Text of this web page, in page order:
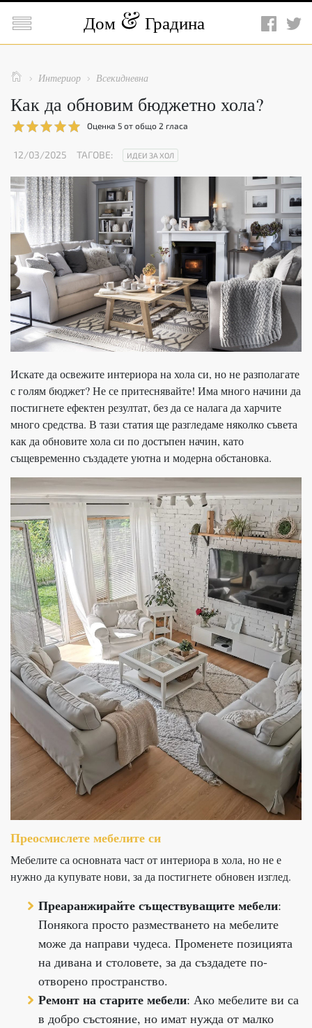
 Дом Градина
  Интериор  Всекидневна
Как да обновим бюджетно хола?
Оценка 5 от общо 2 гласа
12/03/2025 ТАГОВЕ: ИДЕИ ЗА ХОЛ
Искате да освежите интериора на хола си, но не разполагате
с голям бюджет? Не се притеснявайте! Има много начини да
постигнете ефектен резултат, без да се налага да харчите
много средства. В тази статия ще разгледаме няколко съвета
как да обновите хола си по достъпен начин, като
същевременно създадете уютна и модерна обстановка.
Преосмислете мебелите си
Мебелите са основната част от интериора в хола, но не е
нужно да купувате нови, за да постигнете обновен изглед.
Преаранжирайте съществуващите мебели:
Понякога просто разместването на мебелите
може да направи чудеса. Променете позицията
на дивана и столовете, за да създадете по-
отворено пространство.
Ремонт на старите мебели: Ако мебелите ви са
в добро състояние, но имат нужда от малко